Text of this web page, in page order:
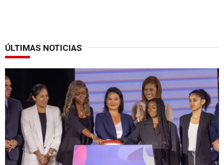
ÚLTIMAS NOTICIAS